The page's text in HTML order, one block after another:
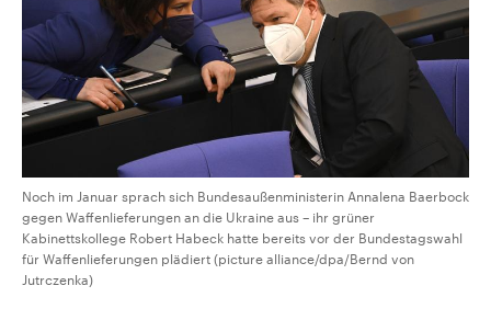
Noch im Januar sprach sich Bundesaußenministerin Annalena Baerbock
gegen Waffenlieferungen an die Ukraine aus – ihr grüner
Kabinettskollege Robert Habeck hatte bereits vor der Bundestagswahl
für Waffenlieferungen plädiert (picture alliance/dpa/Bernd von
Jutrczenka)